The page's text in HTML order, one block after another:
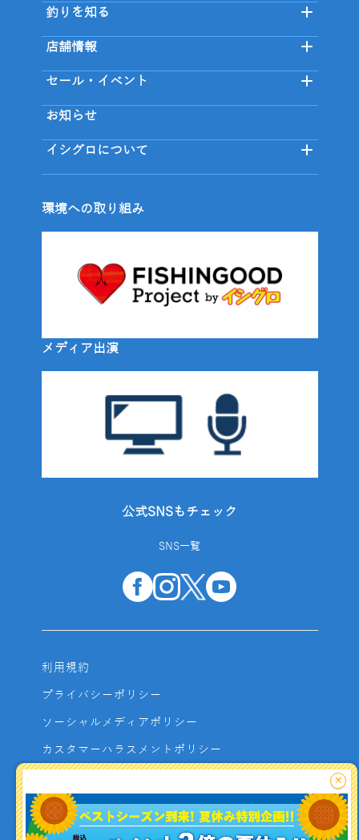
釣りを知る
店舗情報
セール・イベント
お知らせ
イシグロについて
環境への取り組み
メディア出演
公式SNSもチェック
SNS一覧
利用規約
プライバシーポリシー
ソーシャルメディアポリシー
カスタマーハラスメントポリシー
よくあるご質問
お問い合わせ
×